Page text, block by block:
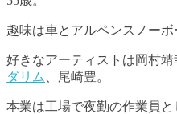
趣味は車とアルペンスノーボ
好きなアーティストは岡村靖
ダリム
、尾崎豊。
本業は工場で夜勤の作業員